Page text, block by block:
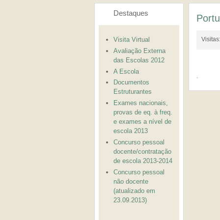
.
Destaques
Visita Virtual
Avaliação Externa
das Escolas 2012
A Escola
Documentos
Estruturantes
Exames nacionais,
provas de eq. à freq.
e exames a nível de
escola 2013
Concurso pessoal
docente/contratação
de escola 2013-2014
Concurso pessoal
não docente
(atualizado em
23.09.2013)